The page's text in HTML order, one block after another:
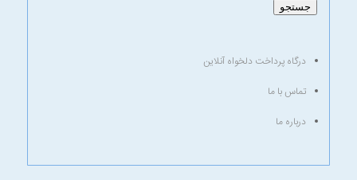
جستجو
درگاه پرداخت دلخواه آنلاین
تماس با ما
درباره ما